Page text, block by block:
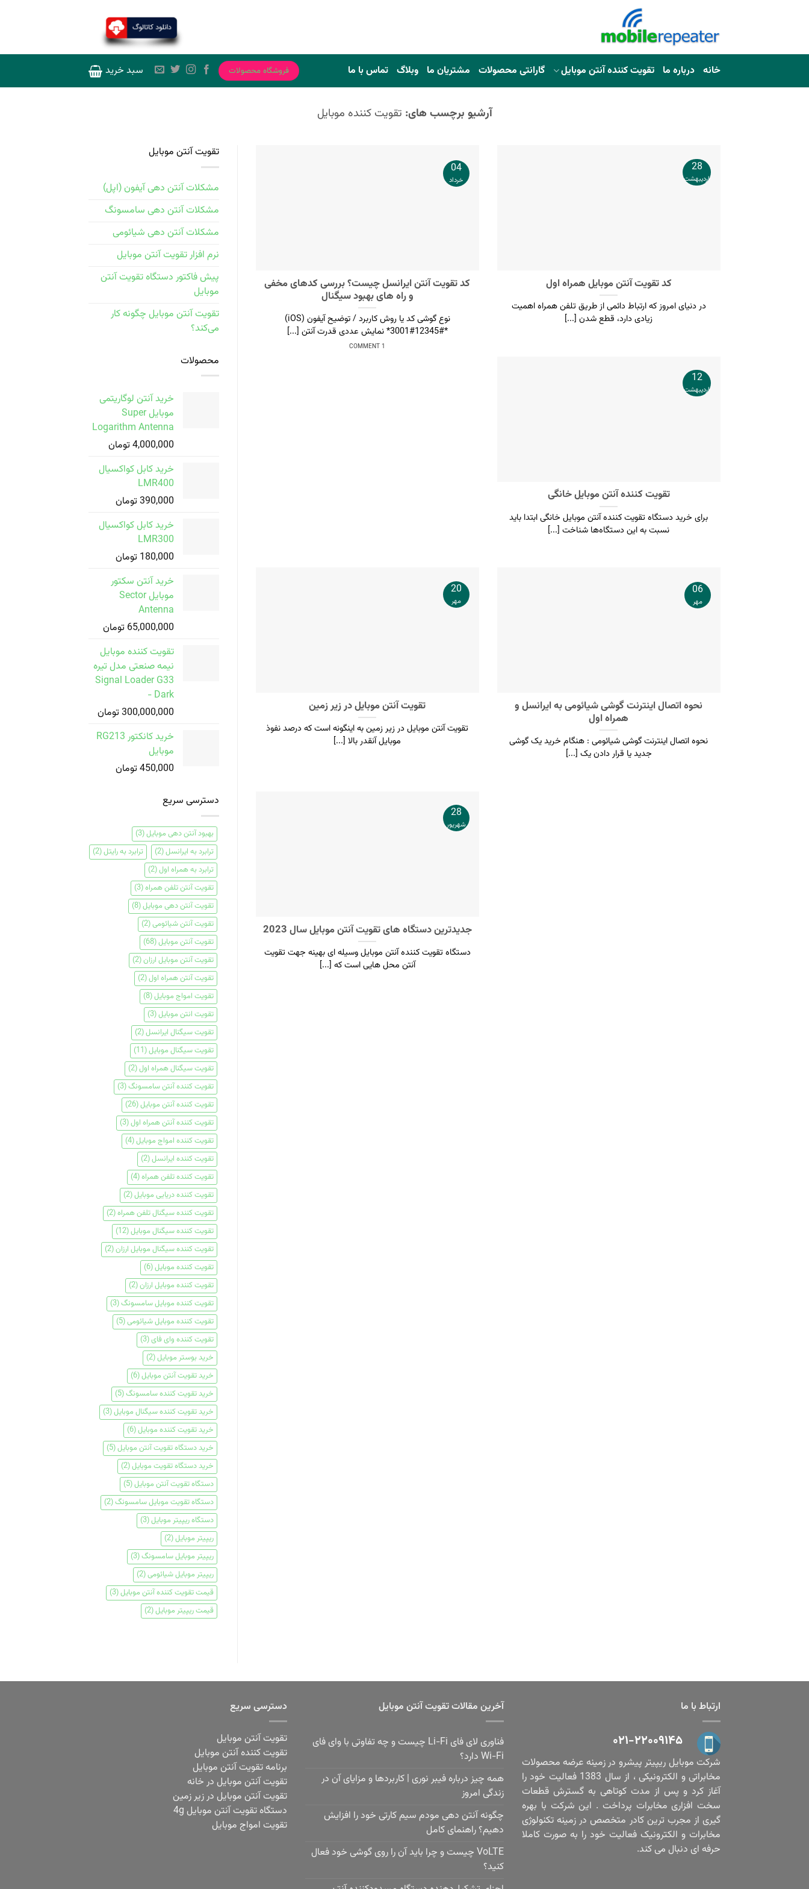
خانه درباره ما تقویت کننده آنتن موبایل گارانتی محصولات مشتریان ما وبلاگ تماس با ما فروشگاه محصولات سبد خرید
آرشیو برچسب های: تقویت کننده موبایل
کد تقویت آنتن ایرانسل چیست؟ بررسی کدهای مخفی
و راه های بهبود سیگنال
نوع گوشی کد یا روش کاربرد / توضیح آیفون (iOS)
*3001#12345#* نمایش عددی قدرت آنتن [...]
1 COMMENT
04
خرداد
کد تقویت آنتن موبایل همراه اول
در دنیای امروز که ارتباط دائمی از طریق تلفن همراه اهمیت
زیادی دارد، قطع شدن [...]
28
اردیبهشت
تقویت کننده آنتن موبایل خانگی
برای خرید دستگاه تقویت کننده آنتن موبایل خانگی ابتدا باید
نسبت به این دستگاه‌ها شناخت [...]
12
اردیبهشت
تقویت آنتن موبایل در زیر زمین
تقویت آنتن موبایل در زیر زمین به اینگونه است که درصد نفوذ
موبايل آنقدر بالا [...]
20
مهر
نحوه اتصال اینترنت گوشی شیائومی به ایرانسل و
همراه اول
نحوه اتصال اینترنت گوشی شیائومی : هنگام خرید یک گوشی
جدید یا قرار دادن یک [...]
06
مهر
جدیدترین دستگاه های تقویت آنتن موبایل سال 2023
دستگاه تقویت کننده آنتن موبایل وسیله ای بهینه جهت تقویت
آنتن محل هایی است که [...]
28
شهریور
تقویت آنتن موبایل
مشکلات آنتن دهی آیفون (اپل)
مشکلات آنتن دهی سامسونگ
مشکلات آنتن دهی شیائومی
نرم افزار تقویت آنتن موبایل
پیش فاکتور دستگاه تقویت آنتن
موبایل
تقویت آنتن موبایل چگونه کار
می‌کند؟
محصولات
خرید آنتن لوگاریتمی
موبایل Super
Logarithm Antenna
4,000,000 تومان
خرید کابل کواکسیال
LMR400
390,000 تومان
خرید کابل کواکسیال
LMR300
180,000 تومان
خرید آنتن سکتور
موبایل Sector
Antenna
65,000,000 تومان
تقویت کننده موبایل
نیمه صنعتی مدل تیره
Signal Loader G33
- Dark
300,000,000 تومان
خرید کانکتور RG213
موبایل
450,000 تومان
دسترسی سریع
بهبود آنتن دهی موبایل(3)
ترابرد به ایرانسل(2) ترابرد به رایتل(2)
ترابرد به همراه اول(2)
تقویت آنتن تلفن همراه(3)
تقویت آنتن دهی موبایل(8)
تقویت آنتن شیائومی(2)
تقویت آنتن موبایل(68)
تقویت آنتن موبایل ارزان(2)
تقویت آنتن همراه اول(2)
تقویت امواج موبایل(8)
تقویت انتن موبایل(3)
تقویت سیگنال ایرانسل(2)
تقویت سیگنال موبایل(11)
تقویت سیگنال همراه اول(2)
تقویت کننده آنتن سامسونگ(3)
تقویت کننده آنتن موبایل(26)
تقویت کننده آنتن همراه اول(3)
تقویت کننده امواج موبایل(4)
تقویت کننده ایرانسل(2)
تقویت کننده تلفن همراه(4)
تقویت کننده دریایی موبایل(2)
تقویت کننده سیگنال تلفن همراه(2)
تقویت کننده سیگنال موبایل(12)
تقویت کننده سیگنال موبایل ارزان(2)
تقویت کننده موبایل(6)
تقویت کننده موبایل ارزان(2)
تقویت کننده موبایل سامسونگ(3)
تقویت کننده موبایل شیائومی(5)
تقویت کننده وای فای(3)
خرید بوستر موبایل(2)
خرید تقویت آنتن موبایل(6)
خرید تقویت کننده سامسونگ(5)
خرید تقویت کننده سیگنال موبایل(3)
خرید تقویت کننده موبایل(6)
خرید دستگاه تقویت آنتن موبایل(5)
خرید دستگاه تقویت موبایل(2)
دستگاه تقویت آنتن موبایل(5)
دستگاه تقویت موبایل سامسونگ(2)
دستگاه ریپیتر موبایل(3)
ریپیتر موبایل(2)
ریپیتر موبایل سامسونگ(3)
ریپیتر موبایل شیائومی(2)
قیمت تقویت کننده آنتن موبایل(3)
قیمت ریپیتر موبایل(2)
ارتباط با ما
۰۲۱-۲۲۰۰۹۱۴۵
شرکت موبایل ریپیتر پیشرو در زمینه عرضه محصولات
مخابراتی و الکترونیکی ، از سال 1383 فعالیت خود را
آغاز کرد و پس از مدت کوتاهی به گسترش قطعات
سخت افزاری مخابرات پرداخت . این شرکت با بهره
گیری از مجرب ترین کادر متخصص در زمینه تکنولوژی
مخابرات و الکترونیک فعالیت خود را به صورت کاملا
حرفه ای دنبال می کند.
آخرین مقالات تقویت آنتن موبایل
فناوری لای فای Li-Fi چیست و چه تفاوتی با وای فای
Wi-Fi دارد؟
همه چیز درباره فیبر نوری | کاربردها و مزایای آن در
زندگی امروز
چگونه آنتن دهی مودم سیم کارتی خود را افزایش
دهیم؟ راهنمای کامل
VoLTE چیست و چرا باید آن را روی گوشی خود فعال
کنید؟
دسترسی سریع
تقویت آنتن موبایل
تقویت کننده آنتن موبایل
برنامه تقویت آنتن موبایل
تقویت آنتن موبایل در خانه
تقویت آنتن موبایل در زیر زمین
دستگاه تقویت آنتن موبایل 4g
تقویت امواج موبایل